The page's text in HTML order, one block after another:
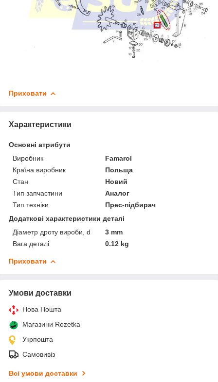
Приховати
Характеристики
Основні атрибути
Виробник
Famarol
Країна виробник
Польща
Стан
Новий
Тип запчастини
Аналог
Тип техніки
Прес-підбирач
Додаткові характеристики деталі
Діаметр дроту вироби, d
3 mm
Вага деталі
0.12 kg
Приховати
Умови доставки
Нова Пошта
Магазини Rozetka
Укрпошта
Самовивіз
Всі умови доставки